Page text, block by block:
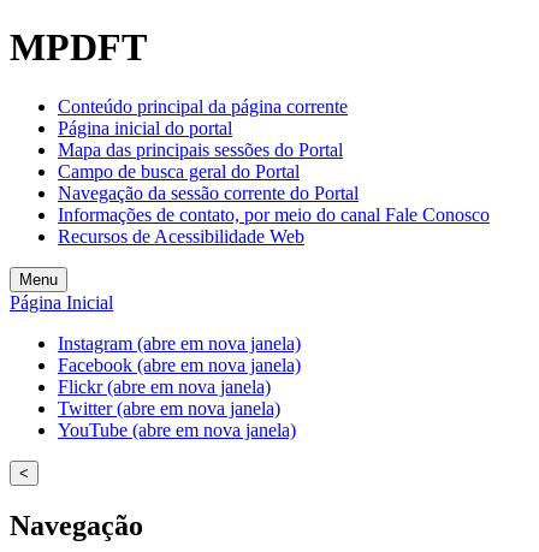
Welcome
to
One
Accessibility
screen
reader.
start
All
in
One
Accessibility
screen
reader,
press
"Ctrl
/".
This
shortcut
activates
MPDFT
Conteúdo principal da página corrente
Página inicial do portal
Mapa das principais sessões do Portal
Campo de busca geral do Portal
Navegação da sessão corrente do Portal
Informações de contato, por meio do canal Fale Conosco
Recursos de Acessibilidade Web
Menu
Página Inicial
Instagram (abre em nova janela)
Facebook (abre em nova janela)
Flickr (abre em nova janela)
Twitter (abre em nova janela)
YouTube (abre em nova janela)
<
Navegação